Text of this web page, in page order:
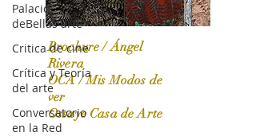
Palacio
deBellas arte
Critica de cine
Crítica y Teoría
del arte
Conversatorio
en la Red
OCA|News 31 / Marzo-Abril / 2024
Brochure / Ángel
Rivera
OCA / Mis Modos de
ver
Ossaye Casa de Arte